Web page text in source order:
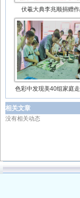
伏羲大典李兆顺捐赠
色彩中发现美40组家庭
相关文章
没有相关动态